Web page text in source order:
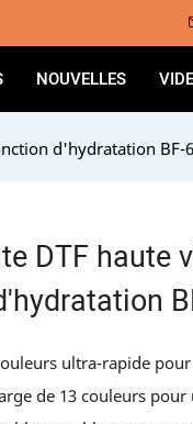
NOUVELLES
d'hydratation BF-
DTF haute
ultra-rapide
de 13 couleurs